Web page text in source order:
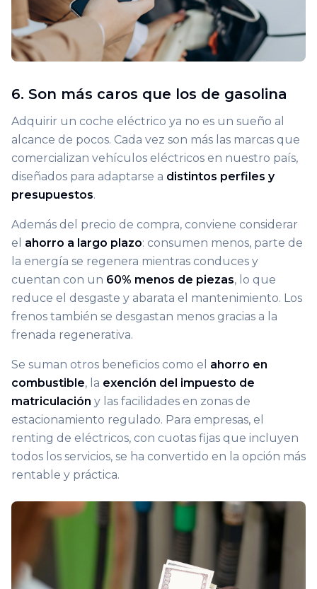
6. Son más caros que los de gasolina
Adquirir un coche eléctrico ya no es un sueño al
alcance de pocos. Cada vez son más las marcas que
comercializan vehículos eléctricos en nuestro país,
diseñados para adaptarse a distintos perfiles y
presupuestos.
Además del precio de compra, conviene considerar
el ahorro a largo plazo: consumen menos, parte de
la energía se regenera mientras conduces y
cuentan con un 60% menos de piezas, lo que
reduce el desgaste y abarata el mantenimiento. Los
frenos también se desgastan menos gracias a la
frenada regenerativa.
Se suman otros beneficios como el ahorro en
combustible, la exención del impuesto de
matriculación y las facilidades en zonas de
estacionamiento regulado. Para empresas, el
renting de eléctricos, con cuotas fijas que incluyen
todos los servicios, se ha convertido en la opción más
rentable y práctica.